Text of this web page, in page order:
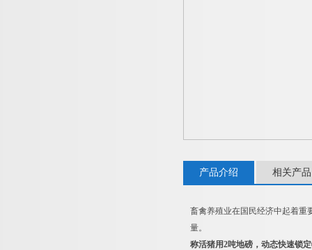
产品介绍 相关产品
畜禽养殖业在国民经济中起着重
量。
称活猪用2吨地磅，动态快速锁